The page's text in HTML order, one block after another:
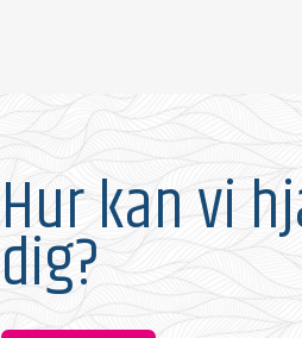
Hur kan vi
dig?